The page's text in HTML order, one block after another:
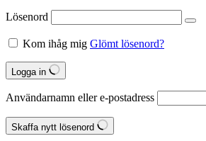
Lösenord
Kom ihåg mig Glömt lösenord?
Logga in
Användarnamn eller e‑postadress
Skaffa nytt lösenord